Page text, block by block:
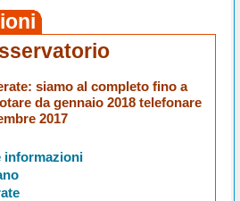
: siamo al completo fino a
da gennaio 2018 telefonare
2017
informazioni